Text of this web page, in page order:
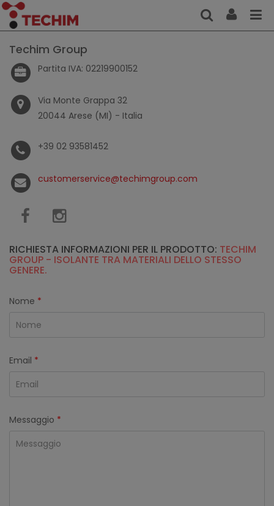
Techim Group
Partita IVA: 02219900152
Via Monte Grappa 32
20044 Arese (MI) - Italia
+39 02 93581452
customerservice@techimgroup.com
RICHIESTA INFORMAZIONI PER IL PRODOTTO: TECHIM
GROUP - ISOLANTE TRA MATERIALI DELLO STESSO
GENERE.
Nome *
Email *
Messaggio *